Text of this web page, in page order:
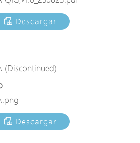
Descargar
(Discontinued)
Descargar